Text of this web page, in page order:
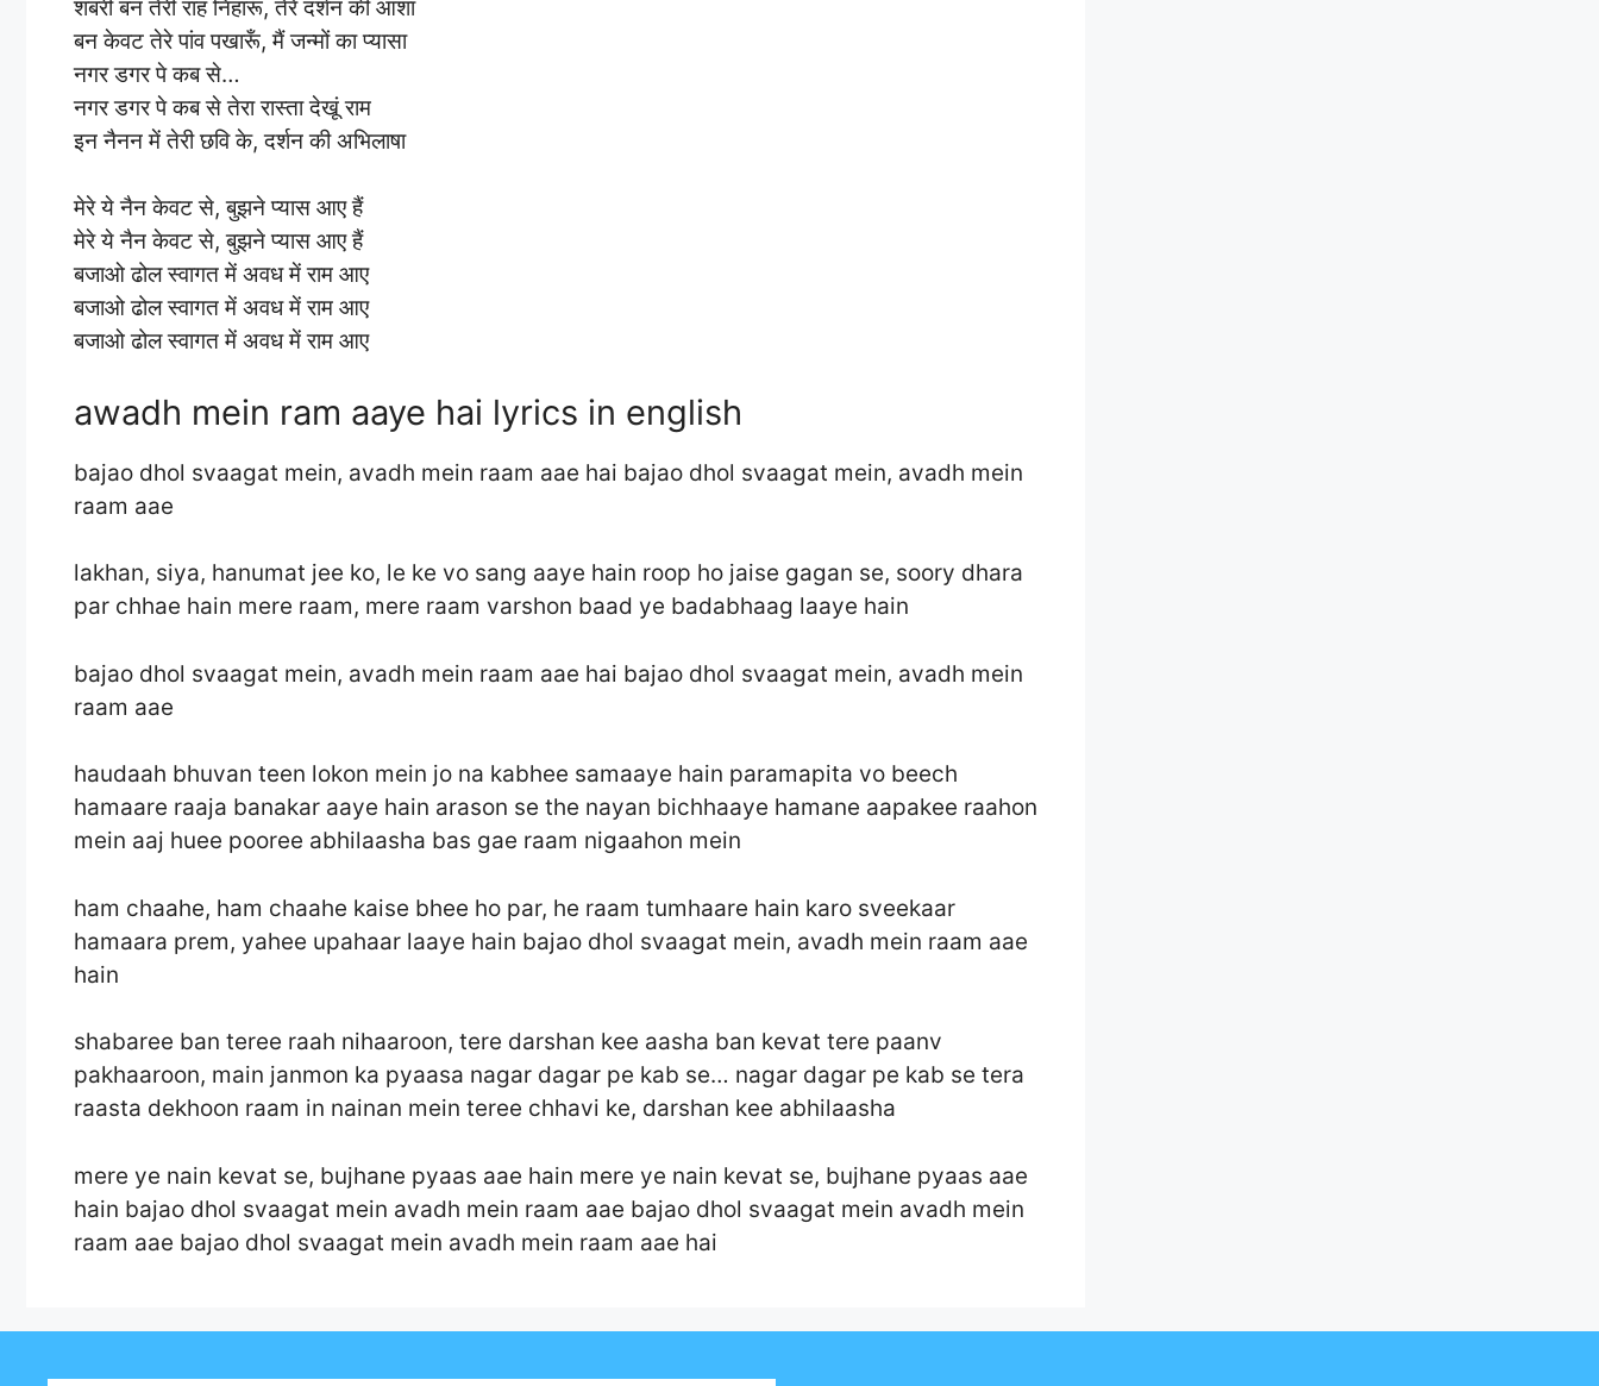
शबरी बन तेरी राह निहारूं, तेरे दर्शन की आशा
बन केवट तेरे पांव पखारूँ, मैं जन्मों का प्यासा
नगर डगर पे कब से…
नगर डगर पे कब से तेरा रास्ता देखूं राम
इन नैनन में तेरी छवि के, दर्शन की अभिलाषा
मेरे ये नैन केवट से, बुझने प्यास आए हैं
मेरे ये नैन केवट से, बुझने प्यास आए हैं
बजाओ ढोल स्वागत में अवध में राम आए
बजाओ ढोल स्वागत में अवध में राम आए
बजाओ ढोल स्वागत में अवध में राम आए
awadh mein ram aaye hai lyrics in english
bajao dhol svaagat mein, avadh mein raam aae hai bajao dhol svaagat mein, avadh mein
raam aae
lakhan, siya, hanumat jee ko, le ke vo sang aaye hain roop ho jaise gagan se, soory dhara
par chhae hain mere raam, mere raam varshon baad ye badabhaag laaye hain
bajao dhol svaagat mein, avadh mein raam aae hai bajao dhol svaagat mein, avadh mein
raam aae
haudaah bhuvan teen lokon mein jo na kabhee samaaye hain paramapita vo beech
hamaare raaja banakar aaye hain arason se the nayan bichhaaye hamane aapakee raahon
mein aaj huee pooree abhilaasha bas gae raam nigaahon mein
ham chaahe, ham chaahe kaise bhee ho par, he raam tumhaare hain karo sveekaar
hamaara prem, yahee upahaar laaye hain bajao dhol svaagat mein, avadh mein raam aae
hain
shabaree ban teree raah nihaaroon, tere darshan kee aasha ban kevat tere paanv
pakhaaroon, main janmon ka pyaasa nagar dagar pe kab se… nagar dagar pe kab se tera
raasta dekhoon raam in nainan mein teree chhavi ke, darshan kee abhilaasha
mere ye nain kevat se, bujhane pyaas aae hain mere ye nain kevat se, bujhane pyaas aae
hain bajao dhol svaagat mein avadh mein raam aae bajao dhol svaagat mein avadh mein
raam aae bajao dhol svaagat mein avadh mein raam aae hai